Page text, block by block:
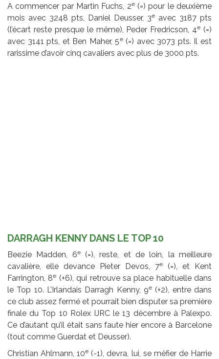
A commencer par Martin Fuchs, 2e(=) pour le deuxième
mois avec 3248 pts, Daniel Deusser, 3e avec 3187 pts
(l’écart reste presque le même), Peder Fredricson, 4e (=)
avec 3141 pts, et Ben Maher, 5e(=) avec 3073 pts. Il est
rarissime d’avoir cinq cavaliers avec plus de 3000 pts.
DARRAGH KENNY DANS LE TOP 10
Beezie Madden, 6e(=), reste, et de loin, la meilleure
cavalière, elle devance Pieter Devos, 7e
(=), et Kent
Farrington, 8e (+6), qui retrouve sa place habituelle dans
le Top 10. L’Irlandais Darragh Kenny, 9e (+2), entre dans
ce club assez fermé et pourrait bien disputer sa première
finale du Top 10 Rolex IJRC le 13 décembre à Palexpo.
Ce d’autant qu’il était sans faute hier encore à Barcelone
(tout comme Guerdat et Deusser).
Christian Ahlmann, 10e (-1), devra, lui, se méfier de Harrie